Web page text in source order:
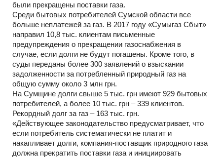
были прекращены поставки газа.
Среди бытовых потребителей Сумской области все
больше неплатежей за газ. В 2017 году «Сумыгаз Сбыт»
направил 10,8 тыс. клиентам письменные
предупреждения о прекращении газоснабжения в
случае, если долги не будут погашены. Кроме того, в
суды переданы более 300 заявлений о взыскании
задолженности за потребленный природный газ на
общую сумму около 3 млн грн.
На Сумщине долги свыше 5 тыс. грн имеют 929 бытовых
потребителей, а более 10 тыс. грн – 339 клиентов.
Рекордный долг за газ – 163 тыс. грн.
«Действующее законодательство предусматривает, что
если потребитель систематически не платит и
накапливает долги, компания-поставщик природного газа
должна прекратить поставки газа и инициировать